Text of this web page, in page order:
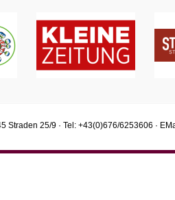
Straden 25/9 · Tel: +43(0)676/6253606 ·